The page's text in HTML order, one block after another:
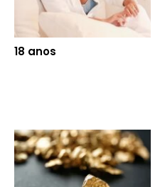
18 anos